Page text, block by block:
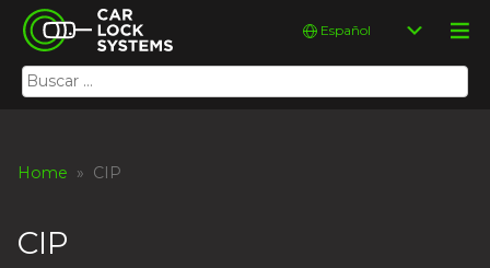
Skip
content
Car Lock Systems
Car Lock Systems
Buscar:
Elegir
idioma
Home » CIP
CIP